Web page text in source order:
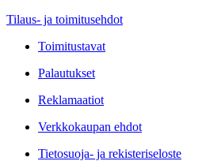
Tilaus- ja toimitusehdot
Toimitustavat
Palautukset
Reklamaatiot
Verkkokaupan ehdot
Tietosuoja- ja rekisteriseloste